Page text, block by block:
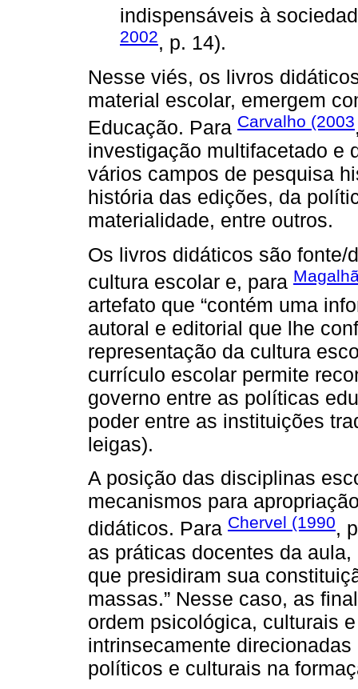
indispensáveis à
2002, p. 14).
Nesse viés, os livros
material escolar, emergem
Educação. Para Carvalho (2003
investigação multifacetado e
vários campos de pesquisa
história das edições, da
materialidade, entre outros.
Os livros didáticos são fonte/
cultura escolar e, para
artefato que “contém uma
autoral e editorial que lhe
representação da cultura
currículo escolar permite
governo entre as políticas
poder entre as instituições
leigas).
A posição das disciplinas
mecanismos para
didáticos. Para Chervel (1990,
as práticas docentes da
que presidiram sua
massas.” Nesse caso, as
ordem psicológica, culturais
intrinsecamente
políticos e culturais na